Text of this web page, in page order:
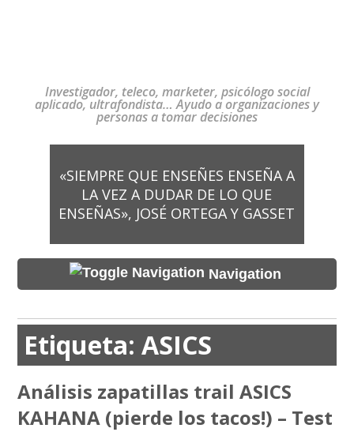
Investigador, teleco, marketer, psicólogo social
aplicado, ultrafondista… Ayudo a organizaciones y
personas a tomar decisiones
«SIEMPRE QUE ENSEÑES ENSEÑA A
LA VEZ A DUDAR DE LO QUE
ENSEÑAS», JOSÉ ORTEGA Y GASSET
Navigation
Etiqueta:ASICS
Análisis zapatillas trail ASICS
KAHANA (pierde los tacos!) – Test